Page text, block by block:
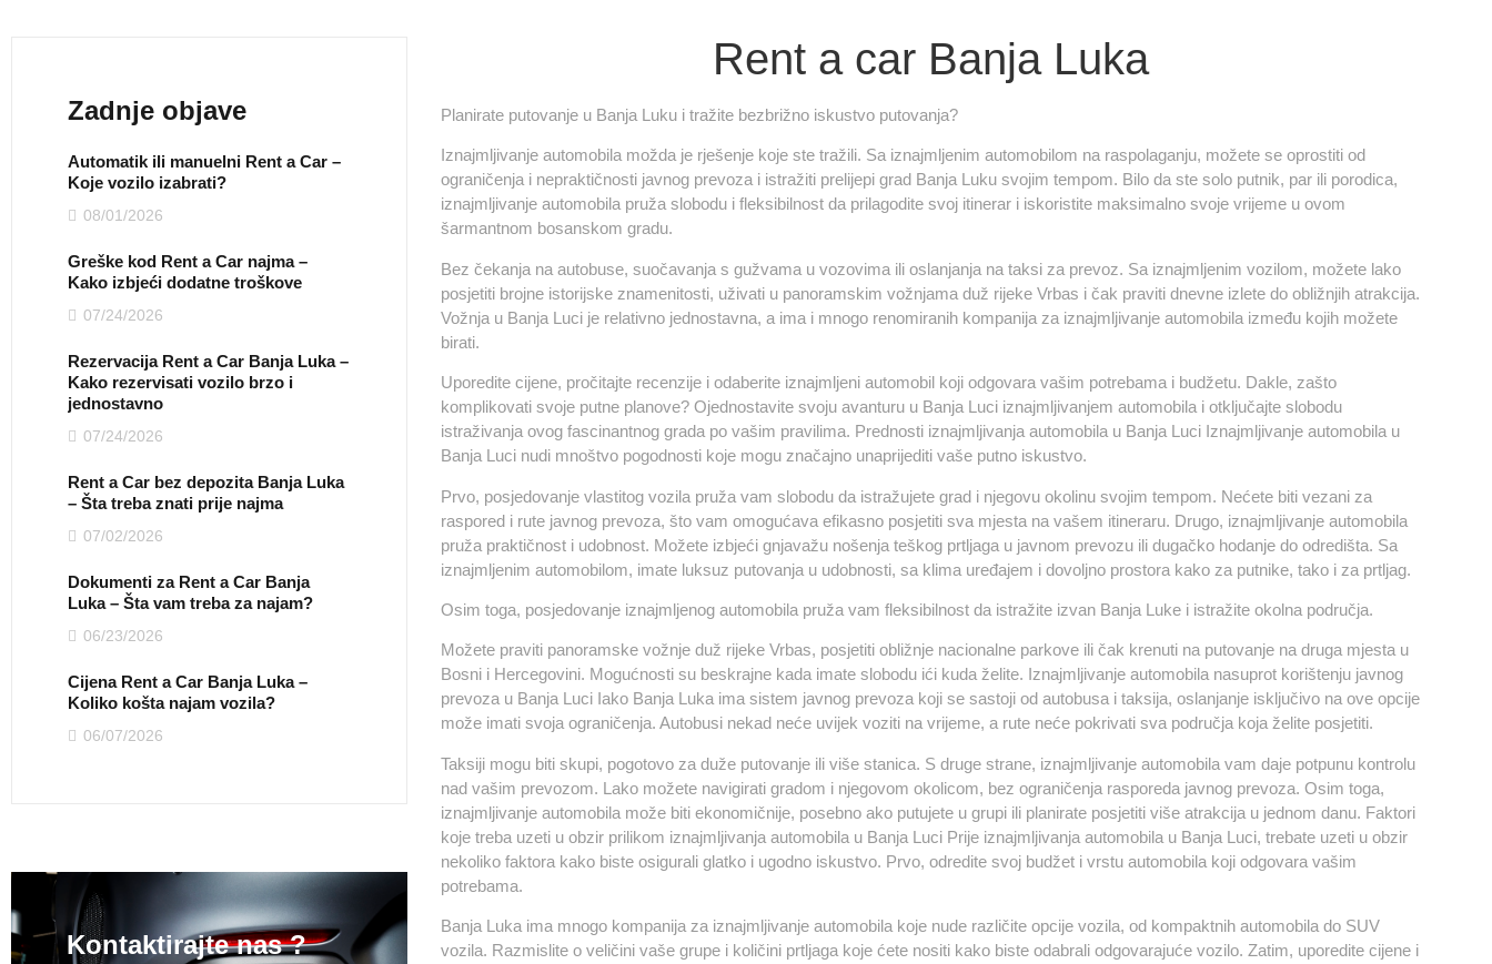
Zadnje objave
Automatik ili manuelni Rent a Car –
Koje vozilo izabrati?
08/01/2026
Greške kod Rent a Car najma –
Kako izbjeći dodatne troškove
07/24/2026
Rezervacija Rent a Car Banja Luka –
Kako rezervisati vozilo brzo i
jednostavno
07/24/2026
Rent a Car bez depozita Banja Luka
– Šta treba znati prije najma
07/02/2026
Dokumenti za Rent a Car Banja
Luka – Šta vam treba za najam?
06/23/2026
Cijena Rent a Car Banja Luka –
Koliko košta najam vozila?
06/07/2026
Kontaktirajte nas ?
Rent a car Banja Luka
Planirate putovanje u Banja Luku i tražite bezbrižno iskustvo putovanja?
Iznajmljivanje automobila možda je rješenje koje ste tražili. Sa iznajmljenim automobilom na raspolaganju, možete se oprostiti od
ograničenja i nepraktičnosti javnog prevoza i istražiti prelijepi grad Banja Lukusvojim tempom. Bilo da ste solo putnik, par ili porodica,
iznajmljivanje automobila pruža slobodu i fleksibilnost da prilagodite svoj itinerar i iskoristite maksimalno svoje vrijeme u ovom
šarmantnom bosanskom gradu.
Bez čekanja na autobuse, suočavanja s gužvama u vozovima ili oslanjanja na taksi za prevoz. Sa iznajmljenim vozilom, možete lako
posjetiti brojne istorijske znamenitosti, uživati u panoramskim vožnjama duž rijeke Vrbas i čak praviti dnevne izlete do obližnjih atrakcija.
Vožnja u Banja Luci je relativno jednostavna, a ima i mnogo renomiranih kompanija za iznajmljivanje automobila između kojih možete
birati.
Uporedite cijene, pročitajte recenzije i odaberite iznajmljeni automobil koji odgovara vašim potrebama i budžetu. Dakle, zašto
komplikovati svoje putne planove? Ojednostavite svoju avanturu u Banja Luci iznajmljivanjem automobila i otključajte slobodu
istraživanja ovog fascinantnog grada po vašim pravilima. Prednosti iznajmljivanja automobila u Banja Luci Iznajmljivanje automobila u
Banja Luci nudi mnoštvo pogodnosti koje mogu značajno unaprijediti vaše putno iskustvo.
Prvo, posjedovanje vlastitog vozila pruža vam slobodu da istražujete grad i njegovu okolinu svojim tempom. Nećete biti vezani za
raspored i rute javnog prevoza, što vam omogućava efikasno posjetiti sva mjesta na vašem itineraru. Drugo, iznajmljivanje automobila
pruža praktičnost i udobnost. Možete izbjeći gnjavažu nošenja teškog prtljaga u javnom prevozu ili dugačko hodanje do odredišta. Sa
iznajmljenim automobilom, imate luksuz putovanja u udobnosti, sa klima uređajem i dovoljno prostora kako za putnike, tako i za prtljag.
Osim toga, posjedovanje iznajmljenog automobila pruža vam fleksibilnost da istražite izvan Banja Luke i istražite okolna područja.
Možete praviti panoramske vožnje duž rijeke Vrbas, posjetiti obližnje nacionalne parkove ili čak krenuti na putovanje na druga mjesta u
Bosni i Hercegovini. Mogućnosti su beskrajne kada imate slobodu ići kuda želite. Iznajmljivanje automobila nasuprot korištenju javnog
prevoza u Banja Luci Iako Banja Luka ima sistem javnog prevoza koji se sastoji od autobusa i taksija, oslanjanje isključivo na ove opcije
može imati svoja ograničenja. Autobusi nekad neće uvijek voziti na vrijeme, a rute neće pokrivati sva područja koja želite posjetiti.
Taksiji mogu biti skupi, pogotovo za duže putovanje ili više stanica. S druge strane, iznajmljivanje automobila vam daje potpunu kontrolu
nad vašim prevozom. Lako možete navigirati gradom i njegovom okolicom, bez ograničenja rasporeda javnog prevoza. Osim toga,
iznajmljivanje automobila može biti ekonomičnije, posebno ako putujete u grupi ili planirate posjetiti više atrakcija u jednom danu. Faktori
koje treba uzeti u obzir prilikom iznajmljivanja automobila u Banja Luci Prije iznajmljivanja automobila u Banja Luci, trebate uzeti u obzir
nekoliko faktora kako biste osigurali glatko i ugodno iskustvo. Prvo, odredite svoj budžet i vrstu automobila koji odgovara vašim
potrebama.
Banja Luka ima mnogo kompanija za iznajmljivanje automobila koje nude različite opcije vozila, od kompaktnih automobila do SUV
vozila. Razmislite o veličini vaše grupe i količini prtljaga koje ćete nositi kako biste odabrali odgovarajuće vozilo. Zatim, uporedite cijene i